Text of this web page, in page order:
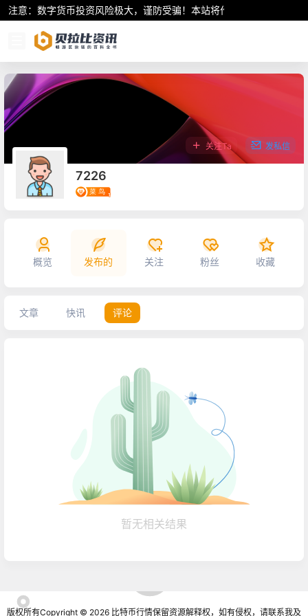
注意：数字货币投资风险极大，谨防受骗！本站将作为行业资讯共享
7226
关注Ta 发私信
概览 发布的 关注 粉丝 收藏
文章 快讯 评论
暂无相关结果
版权所有Copyright © 2026 比特币行情保留资源解释权，如有侵权，请联系我及